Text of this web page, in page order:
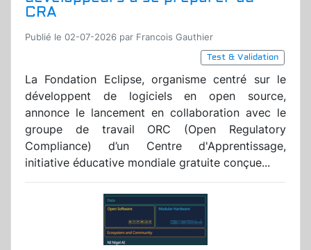
CRA
Publié le 02-07-2026 par Francois Gauthier
Test & Validation
La Fondation Eclipse, organisme centré sur le
développent de logiciels en open source,
annonce le lancement en collaboration avec le
groupe de travail ORC (Open Regulatory
Compliance) d’un Centre d'Apprentissage,
initiative éducative mondiale gratuite conçue...